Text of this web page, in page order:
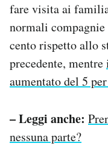
fare visita ai
normali
cento rispetto allo
precedente, mentre
aumentato del 5
– Leggi anche:
nessuna parte?